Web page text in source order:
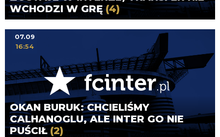
WCHODZI W GRĘ(4)
OKAN BURUK: CHCIELIŚMY
CALHANOGLU, ALE INTER GO NIE
PUŚCIŁ (2)
07.09
16:54